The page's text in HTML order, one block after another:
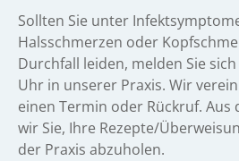
Sollten Sie unter
Halsschmerzen oder
Durchfall leiden, melden Sie
Uhr in unserer Praxis. Wir
einen Termin oder Rückruf.
wir Sie, Ihre Rezepte/
der Praxis abzuholen.